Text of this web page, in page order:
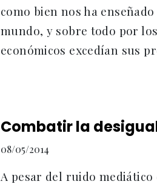
como bien nos ha
mundo, y sobre todo por
económicos excedían sus
Combatir la
08/05/2014
A pesar del ruido